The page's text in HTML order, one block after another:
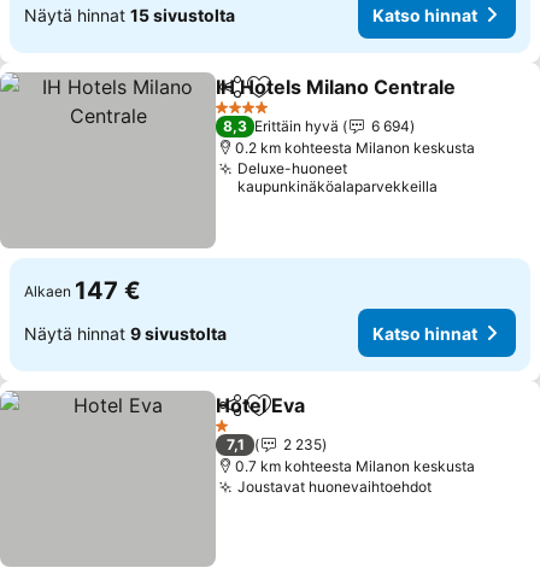
Näytä hinnat 15 sivustolta Katso hinnat
Jaa Lisää suosikkeihin
IH Hotels Milano Centrale
4 Tähtiluokitus
8,3 Erittäin hyvä
6 694
0.2 km kohteesta Milanon keskusta
Deluxe-huoneet
kaupunkinäköalaparvekkeilla
Alkaen 147 €
Näytä hinnat 9 sivustolta Katso hinnat
Jaa Lisää suosikkeihin
Hotel Eva
1 Tähtiluokitus
7,1
2 235
0.7 km kohteesta Milanon keskusta
Joustavat huonevaihtoehdot